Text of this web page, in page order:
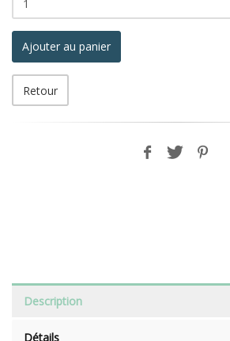
Ajouter au panier
Retour
Description
Détails